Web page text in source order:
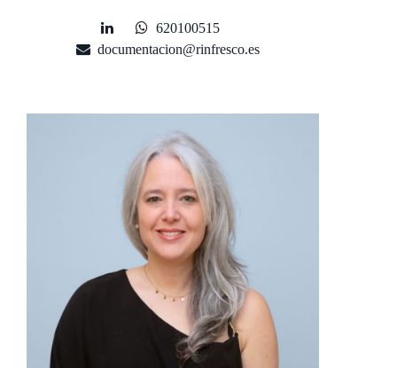
620100515
documentacion@rinfresco.es